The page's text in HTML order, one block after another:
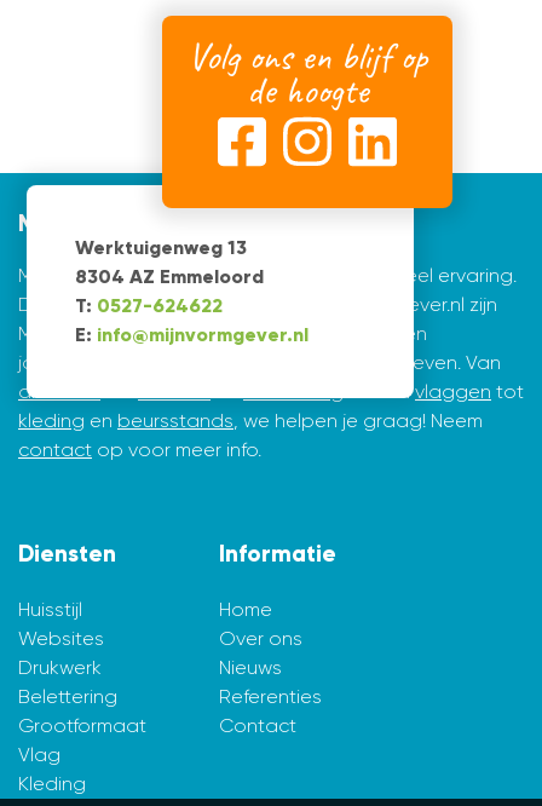
Werktuigenweg 13
8304 AZ Emmeloord
T: 0527-624622
E: info@mijnvormgever.nl
Volg ons en blijf op
de hoogte
Mijnvormgever
Mijnvormgever.nl: een grafisch bedrijf met veel ervaring.
De creatieve ontwerpers achter Mijnvormgever.nl zijn
Marius de Vries en Erik Tijsma. Beiden hebben
jarenlange ervaring in ontwerpen en vormgeven. Van
drukwerk
en vanvlaggen tot
kleding en beursstands, we helpen je graag! Neem
contact op voor meer info.
Diensten
Huisstijl
Websites
Drukwerk
Belettering
Grootformaat
Vlag
Kleding
Informatie
Home
Over ons
Nieuws
Referenties
Contact